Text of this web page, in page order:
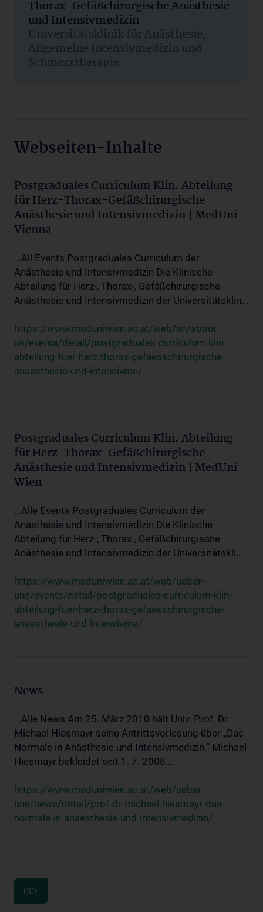
Thorax-Gefäßchirurgische Anästhesie
und Intensivmedizin
Universitätsklinik für Anästhesie,
Allgemeine Intensivmedizin und
Schmerztherapie
Webseiten-Inhalte
Postgraduales Curriculum Klin. Abteilung
für Herz-Thorax-Gefäßchirurgische
Anästhesie und Intensivmedizin | MedUni
Vienna
...All Events Postgraduales Curriculum der
Anästhesie und Intensivmedizin Die Klinische
Abteilung für Herz-, Thorax-, Gefäßchirurgische
Anästhesie und Intensivmedizin der Universitätsklin...
https://www.meduniwien.ac.at/web/en/about-
us/events/detail/postgraduales-curriculum-klin-
abteilung-fuer-herz-thorax-gefaesschirurgische-
anaesthesie-und-intensivme/
Postgraduales Curriculum Klin. Abteilung
für Herz-Thorax-Gefäßchirurgische
Anästhesie und Intensivmedizin | MedUni
Wien
...Alle Events Postgraduales Curriculum der
Anästhesie und Intensivmedizin Die Klinische
Abteilung für Herz-, Thorax-, Gefäßchirurgische
Anästhesie und Intensivmedizin der Universitätskli...
https://www.meduniwien.ac.at/web/ueber-
uns/events/detail/postgraduales-curriculum-klin-
abteilung-fuer-herz-thorax-gefaesschirurgische-
anaesthesie-und-intensivme/
News
...Alle News Am 25. März 2010 hält Univ. Prof. Dr.
Michael Hiesmayr seine Antrittsvorlesung über „Das
Normale in Anästhesie und Intensivmedizin.“ Michael
Hiesmayr bekleidet seit 1. 7. 2008...
https://www.meduniwien.ac.at/web/ueber-
uns/news/detail/prof-dr-michael-hiesmayr-das-
normale-in-anaesthesie-und-intensivmedizin/
PDF